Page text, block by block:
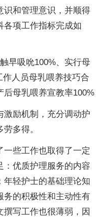
识和管理意识，并顺得
各项工作指标完成如
早吸吮100%、实行母
人员母乳喂养技巧合
后母乳喂养宣教率100%
激励机制，充分调动护
多得。
一些工作也取得了一定
：优质护理服务的内容
年轻护士的基础理论知
务的积极性和主动性有
写工作也很薄弱，因